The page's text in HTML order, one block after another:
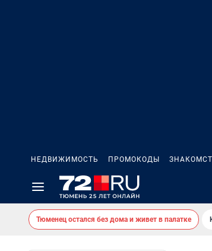
НЕДВИЖИМОСТЬ ПРОМОКОДЫ
Тюменец остался без дома и живет в палатке